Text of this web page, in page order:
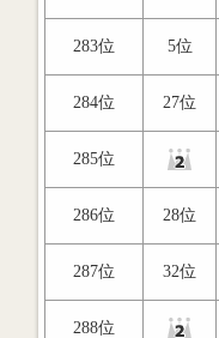
283位 5位
284位 27位
285位
286位 28位
287位 32位
288位